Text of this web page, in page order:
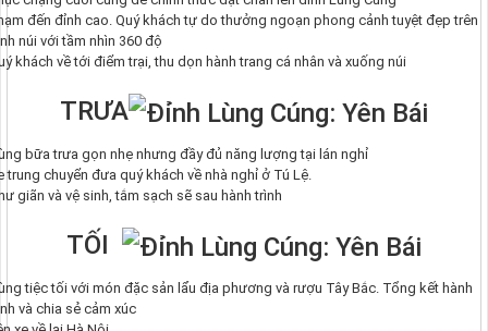
đến đỉnh cao. Quý khách tự do thưởng ngoạn phong cảnh tuyệt đẹp trên
núi với tầm nhìn 360 độ
khách về tới điểm trại, thu dọn hành trang cá nhân và xuống núi
TRƯA
bữa trưa gọn nhẹ nhưng đầy đủ năng lượng tại lán nghỉ
trung chuyển đưa quý khách về nhà nghỉ ở Tú Lệ.
giãn và vệ sinh, tắm sạch sẽ sau hành trình
TỐI
tiệc tối với món đặc sản lẩu địa phương và rượu Tây Bắc. Tổng kết hành
và chia sẻ cảm xúc